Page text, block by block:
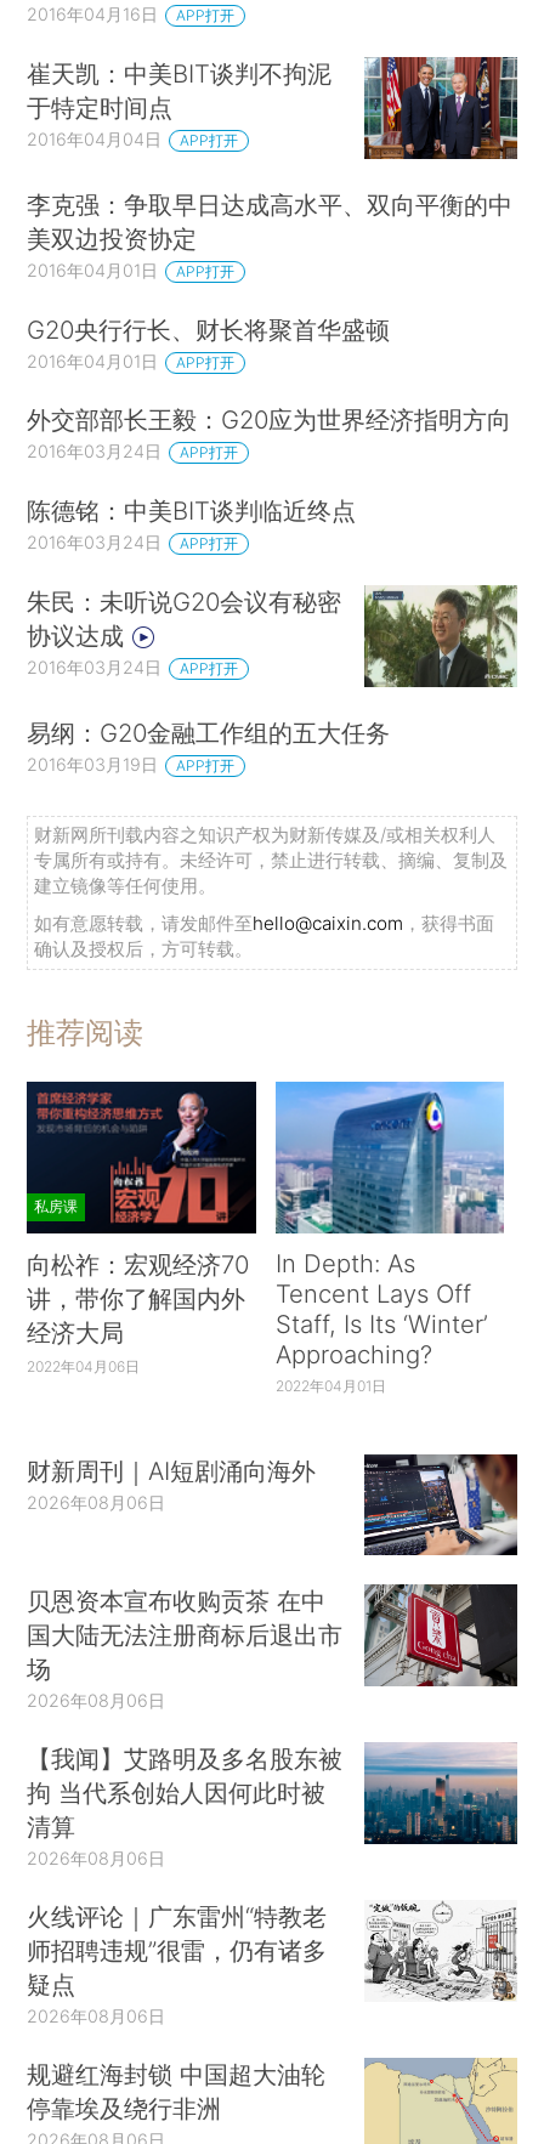
2016年04月16日 APP打开
崔天凯：中美BIT谈判不拘泥
于特定时间点
2016年04月04日 APP打开
李克强：争取早日达成高水平、双向平衡的中
美双边投资协定
2016年04月01日 APP打开
G20央行行长、财长将聚首华盛顿
2016年04月01日 APP打开
外交部部长王毅：G20应为世界经济指明方向
2016年03月24日 APP打开
陈德铭：中美BIT谈判临近终点
2016年03月24日 APP打开
朱民：未听说G20会议有秘密
协议达成
2016年03月24日 APP打开
易纲：G20金融工作组的五大任务
2016年03月19日 APP打开
财新网所刊载内容之知识产权为财新传媒及/或相关权利人
专属所有或持有。未经许可，禁止进行转载、摘编、复制及
建立镜像等任何使用。
如有意愿转载，请发邮件至hello@caixin.com ，获得书面
确认及授权后，方可转载。
推荐阅读
私房课
向松祚：宏观经济70
讲，带你了解国内外
经济大局
2022年04月06日
In Depth: As
Tencent Lays Off
Staff, Is Its ‘Winter’
Approaching?
2022年04月01日
财新周刊｜AI短剧涌向海外
2026年08月06日
贝恩资本宣布收购贡茶 在中
国大陆无法注册商标后退出市
场
2026年08月06日
【我闻】艾路明及多名股东被
拘 当代系创始人因何此时被
清算
2026年08月06日
火线评论｜广东雷州“特教老
师招聘违规”很雷，仍有诸多
疑点
2026年08月06日
规避红海封锁 中国超大油轮
停靠埃及绕行非洲
2026年08月06日